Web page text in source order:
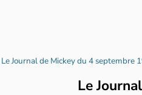
Le Journal de Mickey du 4 septembre
Le